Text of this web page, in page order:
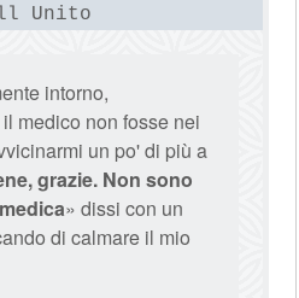
Unito
intorno,
medico non fosse nei
un po' di più a
grazie. Non sono
» dissi con un
di calmare il mio